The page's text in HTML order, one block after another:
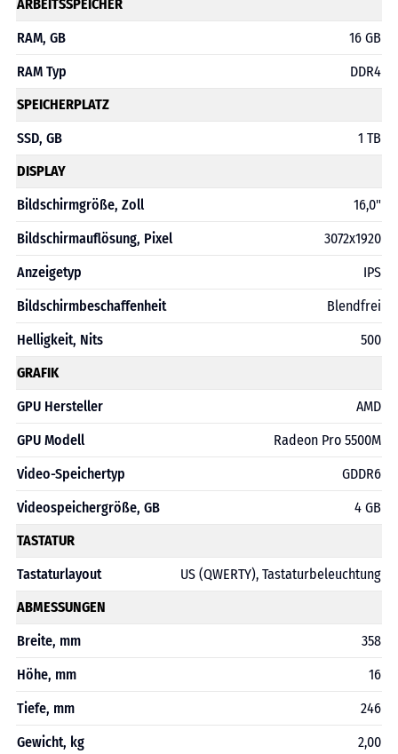
ARBEITSSPEICHER
RAM, GB
16 GB
RAM Typ
DDR4
SPEICHERPLATZ
SSD, GB
1 TB
DISPLAY
Bildschirmgröße, Zoll
16,0"
Bildschirmauflösung, Pixel
3072x1920
Anzeigetyp
IPS
Bildschirmbeschaffenheit
Blendfrei
Helligkeit, Nits
500
GRAFIK
GPU Hersteller
AMD
GPU Modell
Radeon Pro 5500M
Video-Speichertyp
GDDR6
Videospeichergröße, GB
4 GB
TASTATUR
Tastaturlayout
US (QWERTY), Tastaturbeleuchtung
ABMESSUNGEN
Breite, mm
358
Höhe, mm
16
Tiefe, mm
246
Gewicht, kg
2,00